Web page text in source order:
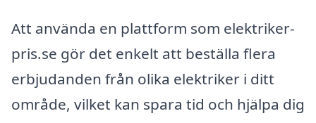
Att använda en plattform som elektriker-
pris.se gör det enkelt att beställa flera
erbjudanden från olika elektriker i ditt
område, vilket kan spara tid och hjälpa dig